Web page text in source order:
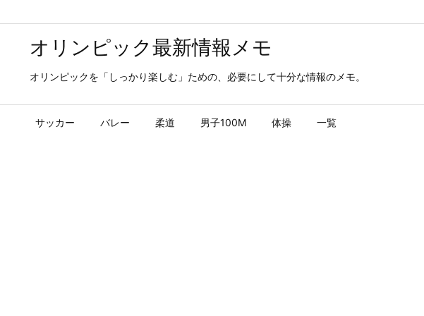
オリンピック最新情報メモ
オリンピックを「しっかり楽しむ」ための、必要にして十分な情報のメモ。
サッカー バレー 柔道 男子100M 体操 一覧